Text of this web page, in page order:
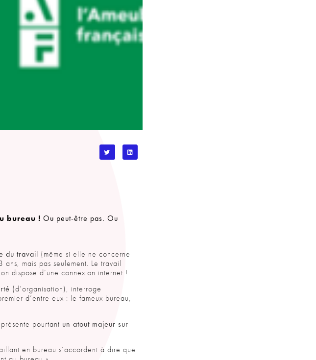
bureau ! Ou peut-être pas. Ou
du travail (même si elle ne concerne
mais pas seulement. Le travail
dispose d’une connexion internet !
(d’organisation), interroge
d’entre eux : le fameux bureau,
pourtant un atout majeur sur
en bureau s’accordent à dire que